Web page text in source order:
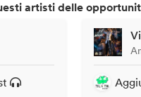
artisti delle